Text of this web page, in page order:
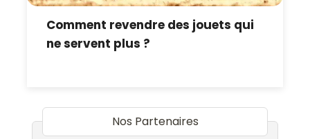
Comment revendre des jouets qui
ne servent plus ?
Nos Partenaires